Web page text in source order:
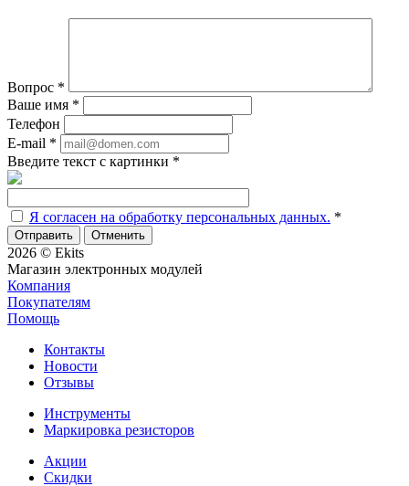
Вопрос *
Ваше имя *
Телефон
E-mail *
Введите текст с картинки *
Я согласен на обработку персональных данных. *
Отменить
2026 © Ekits
Магазин электронных модулей
Компания
Покупателям
Помощь
Контакты
Новости
Отзывы
Инструменты
Маркировка резисторов
Акции
Скидки